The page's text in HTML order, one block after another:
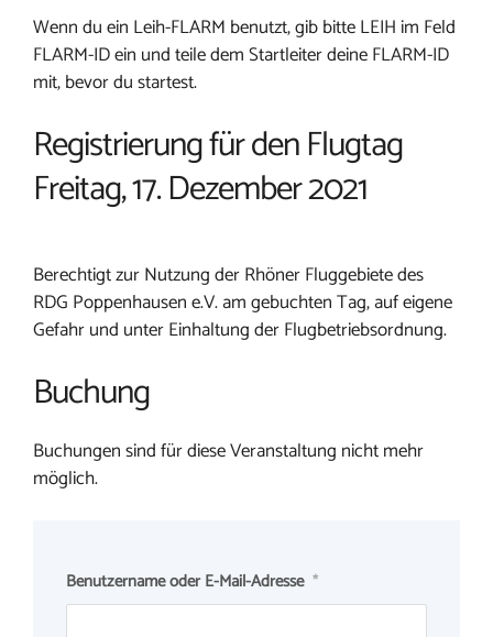
Wenn du ein Leih-FLARM benutzt, gib bitte LEIH im Feld
FLARM-ID ein und teile dem Startleiter deine FLARM-ID
mit, bevor du startest.
Registrierung für den Flugtag
Freitag, 17. Dezember 2021
Berechtigt zur Nutzung der Rhöner Fluggebiete des
RDG Poppenhausen e.V. am gebuchten Tag, auf eigene
Gefahr und unter Einhaltung der Flugbetriebsordnung.
Buchung
Buchungen sind für diese Veranstaltung nicht mehr
möglich.
Benutzername oder E-Mail-Adresse *